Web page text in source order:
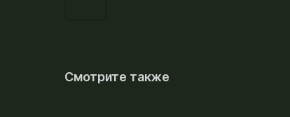
Смотрите также